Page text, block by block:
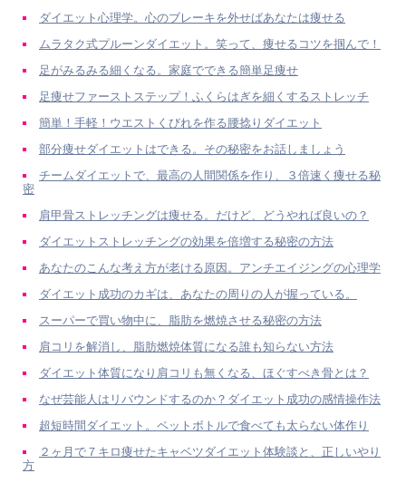
ダイエット心理学。心のブレーキを外せばあなたは痩せる
ムラタク式プルーンダイエット。笑って、痩せるコツを掴んで！
足がみるみる細くなる。家庭でできる簡単足痩せ
足痩せファーストステップ！ふくらはぎを細くするストレッチ
簡単！手軽！ウエストくびれを作る腰捻りダイエット
部分痩せダイエットはできる。その秘密をお話しましょう
チームダイエットで、最高の人間関係を作り、３倍速く痩せる秘
密
肩甲骨ストレッチングは痩せる。だけど、どうやれば良いの？
ダイエットストレッチングの効果を倍増する秘密の方法
あなたのこんな考え方が老ける原因。アンチエイジングの心理学
ダイエット成功のカギは、あなたの周りの人が握っている。
スーパーで買い物中に、脂肪を燃焼させる秘密の方法
肩コリを解消し、脂肪燃焼体質になる誰も知らない方法
ダイエット体質になり肩コリも無くなる、ほぐすべき骨とは？
なぜ芸能人はリバウンドするのか？ダイエット成功の感情操作法
超短時間ダイエット。ペットボトルで食べても太らない体作り
２ヶ月で７キロ痩せたキャベツダイエット体験談と、正しいやり
方